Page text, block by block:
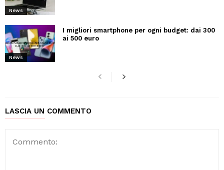
News
News
I migliori smartphone per ogni budget: dai 300
ai 500 euro
LASCIA UN COMMENTO